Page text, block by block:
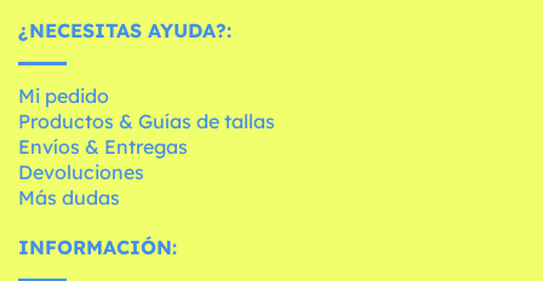
¿NECESITAS AYUDA?:
Mi pedido
Productos & Guías de tallas
Envíos & Entregas
Devoluciones
Más dudas
INFORMACIÓN: